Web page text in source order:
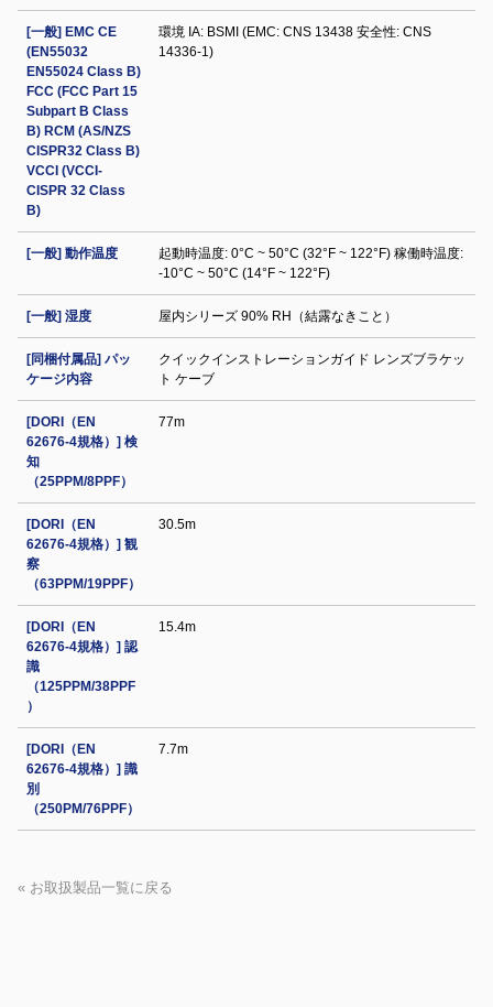
[一般] EMC CE
(EN55032
EN55024 Class B)
FCC (FCC Part 15
Subpart B Class
B) RCM (AS/NZS
CISPR32 Class B)
VCCI (VCCI-
CISPR 32 Class
B)
環境 IA: BSMI (EMC: CNS 13438 安全性: CNS
14336-1)
[一般] 動作温度
起動時温度: 0°C ~ 50°C (32°F ~ 122°F) 稼働時温度:
-10°C ~ 50°C (14°F ~ 122°F)
[一般] 湿度 屋内シリーズ 90% RH（結露なきこと）
[同梱付属品] パッ
ケージ内容
クイックインストレーションガイド レンズブラケッ
ト ケーブ
[DORI（EN
62676-4規格）] 検
知
（25PPM/8PPF）
77m
[DORI（EN
62676-4規格）] 観
察
（63PPM/19PPF）
30.5m
[DORI（EN
62676-4規格）] 認
識
（125PPM/38PPF
）
15.4m
[DORI（EN
62676-4規格）] 識
別
（250PM/76PPF）
7.7m
« お取扱製品一覧に戻る